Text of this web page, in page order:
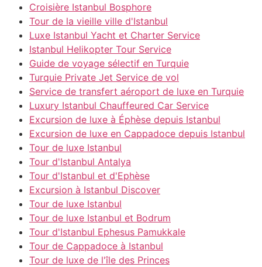
Croisière Istanbul Bosphore
Tour de la vieille ville d'Istanbul
Luxe Istanbul Yacht et Charter Service
Istanbul Helikopter Tour Service
Guide de voyage sélectif en Turquie
Turquie Private Jet Service de vol
Service de transfert aéroport de luxe en Turquie
Luxury Istanbul Chauffeured Car Service
Excursion de luxe à Éphèse depuis Istanbul
Excursion de luxe en Cappadoce depuis Istanbul
Tour de luxe Istanbul
Tour d'Istanbul Antalya
Tour d'Istanbul et d'Ephèse
Excursion à Istanbul Discover
Tour de luxe Istanbul
Tour de luxe Istanbul et Bodrum
Tour d'Istanbul Ephesus Pamukkale
Tour de Cappadoce à Istanbul
Tour de luxe de l'île des Princes